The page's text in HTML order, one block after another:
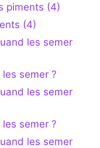
piments (4)
(4)
les semer
semer ?
les semer
semer ?
les semer